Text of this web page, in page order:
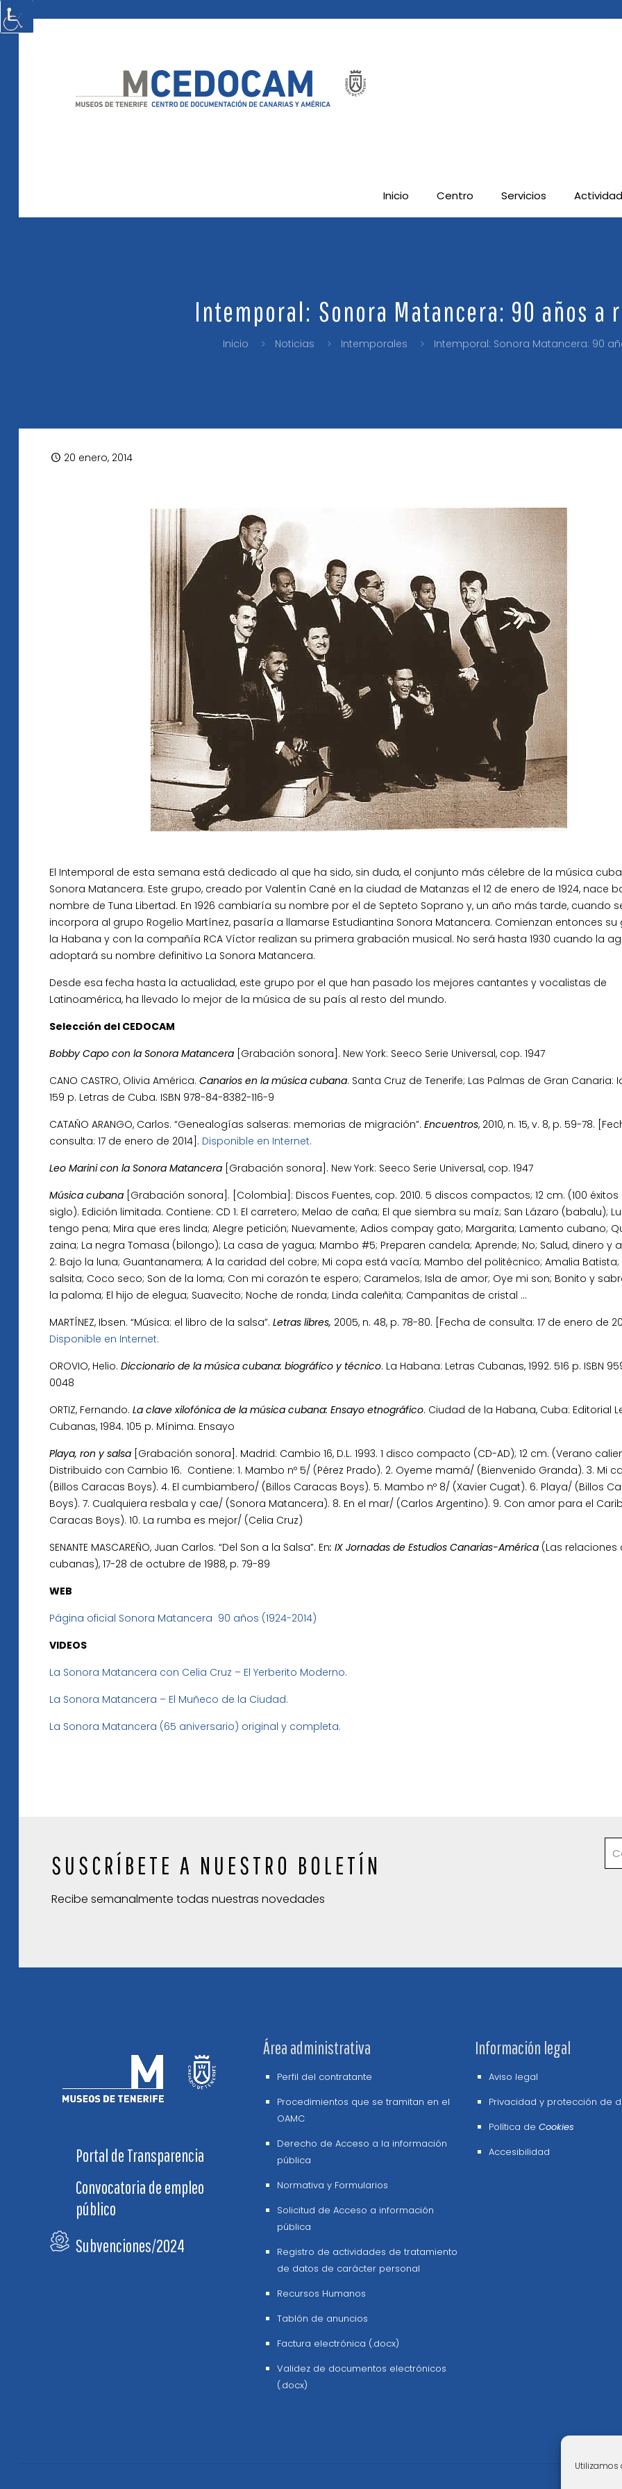
Utilizamos
Inicio Centro Servicios
Intemporal: Sonora Matancera: 90 años a
Inicio Noticias Intemporales Intemporal: Sonora Matancera: 90
20 enero, 2014
El Intemporal de esta semana está dedicado al que ha sido, sin duda, el conjunto más célebre de la música
Sonora Matancera. Este grupo, creado por Valentín Cané en la ciudad de Matanzas el 12 de enero de 1924, nace
nombre de Tuna Libertad. En 1926 cambiaría su nombre por el de Septeto Soprano y, un año más tarde, cuando
incorpora al grupo Rogelio Martínez, pasaría a llamarse Estudiantina Sonora Matancera. Comienzan entonces su
la Habana y con la compañía RCA Víctor realizan su primera grabación musical. No será hasta 1930 cuando la
adoptará su nombre definitivo La Sonora Matancera.
Desde esa fecha hasta la actualidad, este grupo por el que han pasado los mejores cantantes y vocalistas de
Latinoamérica, ha llevado lo mejor de la música de su país al resto del mundo.
Selección del CEDOCAM
Bobby Capo con la Sonora Matancera [Grabación sonora]. New York: Seeco Serie Universal, cop. 1947
CANO CASTRO, Olivia América.Canarios en la música cubana. Santa Cruz de Tenerife; Las Palmas de Gran Canaria:
159 p. Letras de Cuba. ISBN 978-84-8382-116-9
CATAÑO ARANGO, Carlos. “Genealogías salseras: memorias de migración”.Encuentros, 2010, n. 15, v. 8, p. 59-78.
consulta: 17 de enero de 2014]. Disponible en Internet.
Leo Marini con la Sonora Matancera [Grabación sonora]. New York: Seeco Serie Universal, cop. 1947
Música cubana [Grabación sonora]. [Colombia]: Discos Fuentes, cop. 2010. 5 discos compactos; 12 cm. (100 éxitos
siglo). Edición limitada. Contiene: CD 1: El carretero; Melao de caña; El que siembra su maíz; San Lázaro (babalu);
tengo pena; Mira que eres linda; Alegre petición; Nuevamente; Adios compay gato; Margarita; Lamento cubano;
zaina; La negra Tomasa (bilongo); La casa de yagua; Mambo #5; Preparen candela; Aprende; No; Salud, dinero y
2: Bajo la luna; Guantanamera; A la caridad del cobre; Mi copa está vacía; Mambo del politécnico; Amalia Batista;
salsita; Coco seco; Son de la loma; Con mi corazón te espero; Caramelos; Isla de amor; Oye mi son; Bonito y
la paloma; El hijo de elegua; Suavecito; Noche de ronda; Linda caleñita; Campanitas de cristal …
MARTÍNEZ, Ibsen. “Música: el libro de la salsa”.Letras libres, 2005, n. 48, p. 78-80. [Fecha de consulta: 17 de enero de
Disponible en Internet.
OROVIO, Helio.Diccionario de la música cubana: biográfico y técnico. La Habana: Letras Cubanas, 1992. 516 p. ISBN
0048
ORTIZ, Fernando.La clave xilofónica de la música cubana: Ensayo etnográfico. Ciudad de la Habana, Cuba: Editorial
Cubanas, 1984. 105 p. Mínima. Ensayo
Playa, ron y salsa [Grabación sonora]. Madrid: Cambio 16, D.L. 1993. 1 disco compacto (CD-AD); 12 cm. (Verano
Distribuido con Cambio 16. Contiene: 1. Mambo nº 5/ (Pérez Prado). 2. Oyeme mamá/ (Bienvenido Granda). 3. Mi
(Billos Caracas Boys). 4. El cumbiambero/ (Billos Caracas Boys). 5. Mambo nº 8/ (Xavier Cugat). 6. Playa/ (Billos
Boys). 7. Cualquiera resbala y cae/ (Sonora Matancera). 8. En el mar/ (Carlos Argentino). 9. Con amor para el
Caracas Boys). 10. La rumba es mejor/ (Celia Cruz)
SENANTE MASCAREÑO, Juan Carlos. “Del Son a la Salsa”. En: IX Jornadas de Estudios Canarias-América (Las
cubanas), 17-28 de octubre de 1988, p. 79-89
WEB
Página oficial Sonora Matancera 90 años (1924-2014)
VIDEOS
La Sonora Matancera con Celia Cruz – El Yerberito Moderno.
La Sonora Matancera – El Muñeco de la Ciudad.
La Sonora Matancera (65 aniversario) original y completa.
SUSCRÍBETE A NUESTRO BOLETÍN
Recibe semanalmente todas nuestras novedades
Portal de Transparencia
Convocatoria de empleo
público
Subvenciones/2024
Área administrativa
Perfil del contratante
Procedimientos que se tramitan en el
OAMC
Derecho de Acceso a la información
pública
Normativa y Formularios
Solicitud de Acceso a información
pública
Registro de actividades de tratamiento
de datos de carácter personal
Recursos Humanos
Tablón de anuncios
Factura electrónica (.docx)
Validez de documentos electrónicos
(.docx)
Información legal
Aviso legal
Privacidad y protección de
Política de Cookies
Accesibilidad